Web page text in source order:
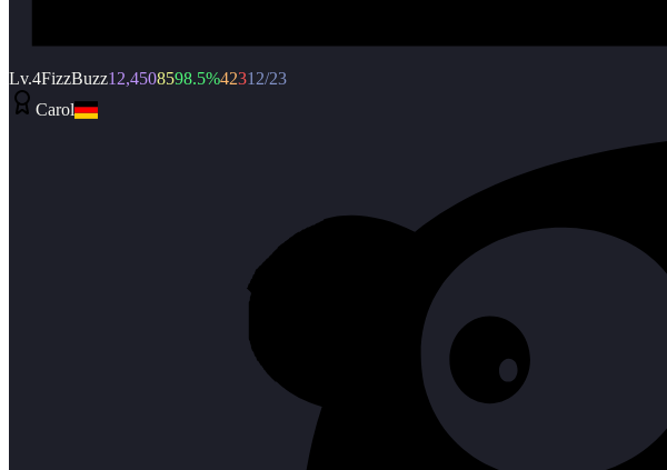
Lv.4FizzBuzz12,4508598.5%42312/23
Carol